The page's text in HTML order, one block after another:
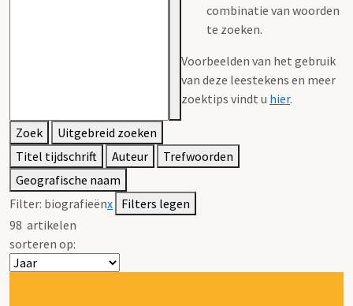
combinatie van woorden
te zoeken.
Voorbeelden van het gebruik
van deze leestekens en meer
zoektips vindt u hier.
Zoek
Uitgebreid zoeken
Titel tijdschrift
Auteur
Trefwoorden
Geografische naam
Filter: biografieënx Filters legen
98 artikelen
sorteren op: